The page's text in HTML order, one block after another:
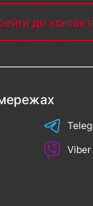
безпеку
до
Viber